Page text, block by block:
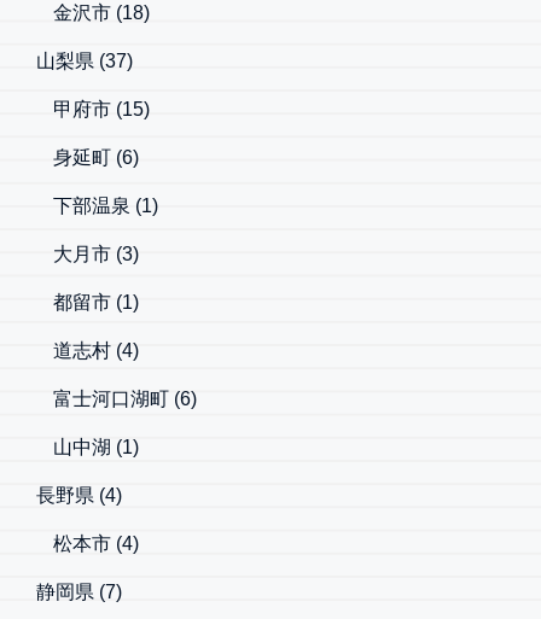
金沢市 (18)
山梨県 (37)
甲府市 (15)
身延町 (6)
下部温泉 (1)
大月市 (3)
都留市 (1)
道志村 (4)
富士河口湖町 (6)
山中湖 (1)
長野県 (4)
松本市 (4)
静岡県 (7)